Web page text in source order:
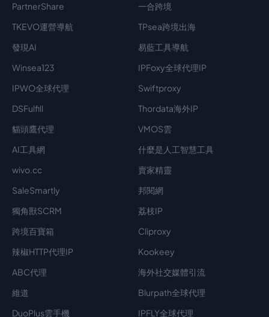
PartnerShare
一合跨境
TKEVO運營導航
TPsea跨境出海
發現AI
易藍工具導航
Winsea123
IPFoxy全球代理IP
IPWO全球代理
Swiftproxy
DSFulfill
Thordata海外IP
貓頭鷹代理
VMOS雲
AI工具網
什麼是人工智慧工具
wivo.cc
賣家精靈
SaleSmartly
邦閱網
獨角獸SCRM
荔枝IP
跨境百寶箱
Cliproxy
辣椒HTTP代理IP
Kookeey
ABC代理
海外社交媒體引流
維道
Blurpath全球代理
DuoPlus雲手機
IPFLY全球代理